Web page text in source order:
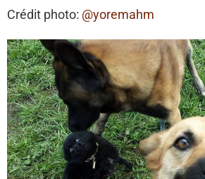
Crédit photo: @yoremahm